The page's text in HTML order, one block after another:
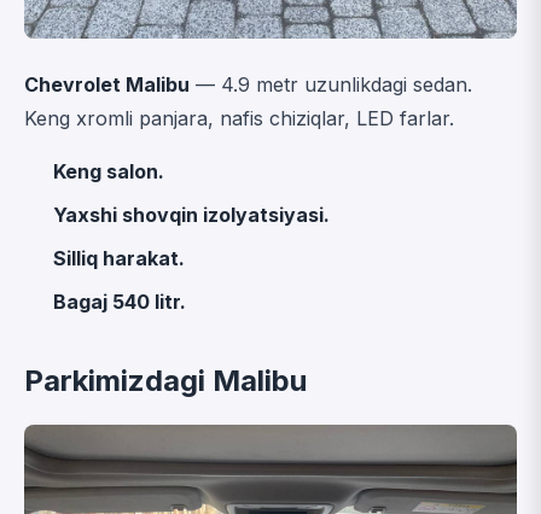
Chevrolet Malibu — 4.9 metr uzunlikdagi sedan.
Keng xromli panjara, nafis chiziqlar, LED farlar.
Keng salon.
Yaxshi shovqin izolyatsiyasi.
Silliq harakat.
Bagaj 540 litr.
Parkimizdagi Malibu